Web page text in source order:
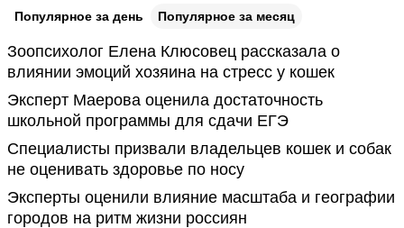
Популярное за день Популярное за месяц
Зоопсихолог Елена Клюсовец рассказала о
влиянии эмоций хозяина на стресс у кошек
Эксперт Маерова оценила достаточность
школьной программы для сдачи ЕГЭ
Специалисты призвали владельцев кошек и собак
не оценивать здоровье по носу
Эксперты оценили влияние масштаба и географии
городов на ритм жизни россиян